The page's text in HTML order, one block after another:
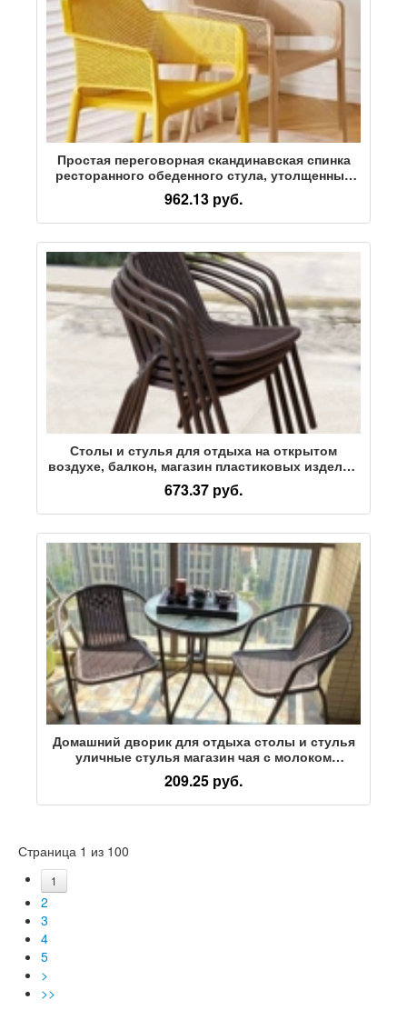
Простая переговорная скандинавская спинка
ресторанного обеденного стула, утолщенный
уличный подлокотник, стул для спинки,
бытовой пластиковый стул для отдыха
962.13 руб.
Столы и стулья для отдыха на открытом
воздухе, балкон, магазин пластиковых изделий
для чая с молоком, кованые стулья и табуретки
для внутреннего двора, комбинированные
бытовые принадлежности
673.37 руб.
Домашний дворик для отдыха столы и стулья
уличные стулья магазин чая с молоком
пластиковые стулья из кованого железа
уличные стулья и табуретки
209.25 руб.
Страница 1 из 100
1
2
3
4
5
>
>>